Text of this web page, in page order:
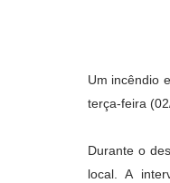
Um incêndio
terça-feira
Durante o
local. A